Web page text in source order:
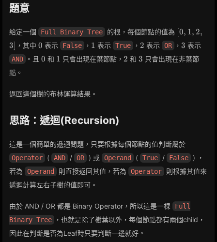
題意
給定一個 Full Binary Tree 的根，每個節點的值為 [0,
1,
2,
3]
0, 1, 2,
3
，其中 0
0 表示 False ， 1
1 表示 True ， 2
2 表示 OR ， 3
3 表示
AND 。且 0
0 和 1
1 只會出現在葉節點， 2
2 和 3
3 只會出現在非葉節
點。
返回這個樹的布林運算結果。
思路：遞迴(Recursion)
這是一個簡單的遞迴問題，只要根據每個節點的值判斷屬於
Operator ( AND / OR ) 或 Operand ( True / False
) ，
若為
Operand 則直接返回其值，若為 Operator
則根據其值來
遞迴計算左右子樹的值即可。
由於 AND / OR 都是 Binary Operator，所以這是一棵
Full
Binary Tree
，也就是除了樹葉以外，每個節點都有兩個child，
因此在判斷是否為Leaf時只要判斷一邊就好。